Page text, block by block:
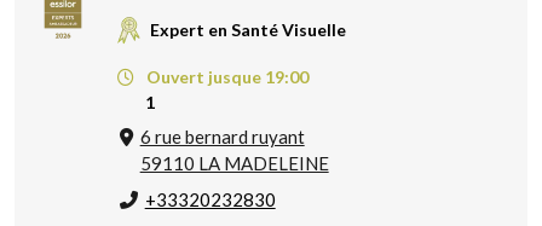
Expert en Santé Visuelle
Ouvert jusque 19:00
1
6 rue bernard ruyant
59110 LA MADELEINE
+33320232830